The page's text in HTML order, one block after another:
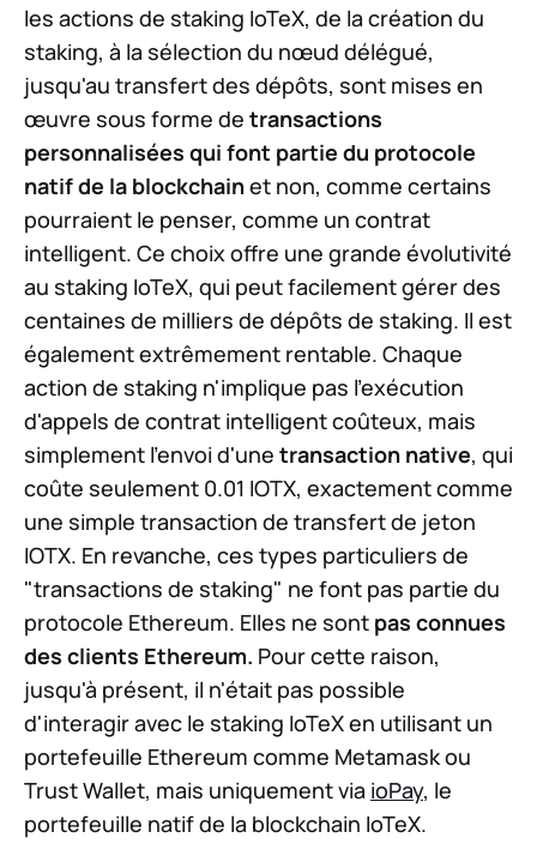
les actions de staking IoTeX, de la création du
staking, à la sélection du nœud délégué,
jusqu'au transfert des dépôts, sont mises en
œuvre sous forme de transactions
personnalisées qui font partie du protocole
natif de la blockchainet non, comme certains
pourraient le penser, comme un contrat
intelligent. Ce choix offre une grande évolutivité
au staking IoTeX, qui peut facilement gérer des
centaines de milliers de dépôts de staking. Il est
également extrêmement rentable. Chaque
action de staking n'implique pas l'exécution
d'appels de contrat intelligent coûteux, mais
simplement l'envoi d'une transaction native, qui
coûte seulement 0.01 IOTX, exactement comme
une simple transaction de transfert de jeton
IOTX. En revanche, ces types particuliers de
"transactions de staking" ne font pas partie du
protocole Ethereum. Elles ne sont pas connues
des clients Ethereum. Pour cette raison,
jusqu'à présent, il n'était pas possible
d'interagir avec le staking IoTeX en utilisant un
portefeuille Ethereum comme Metamask ou
Trust Wallet, mais uniquement via ioPay, le
portefeuille natif de la blockchain IoTeX.